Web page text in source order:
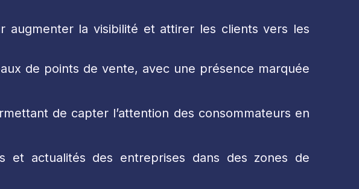
augmenter la visibilité et attirer les clients vers les
de points de vente, avec une présence marquée
de capter l’attention des consommateurs en
et actualités des entreprises dans des zones de